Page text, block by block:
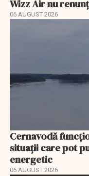
Wizz Air nu
06 AUGUST 2026
Cernavodă
situații care pot
energetic
06 AUGUST 2026